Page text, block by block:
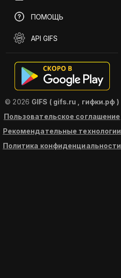
ПОМОЩЬ
API GIFS
© 2026 GIFS ( gifs.ru , гифки.рф )
Пользовательское соглашение
Рекомендательные технологии
Политика конфиденциальности